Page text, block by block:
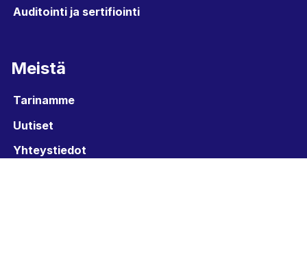
Auditointi ja sertifiointi
Meistä
Tarinamme
Uutiset
Yhteystiedot